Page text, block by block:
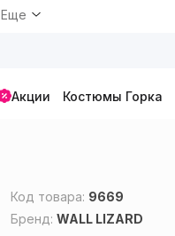
Еще
Акции Костюмы Горка
Код товара: 9669
Бренд:WALL LIZARD